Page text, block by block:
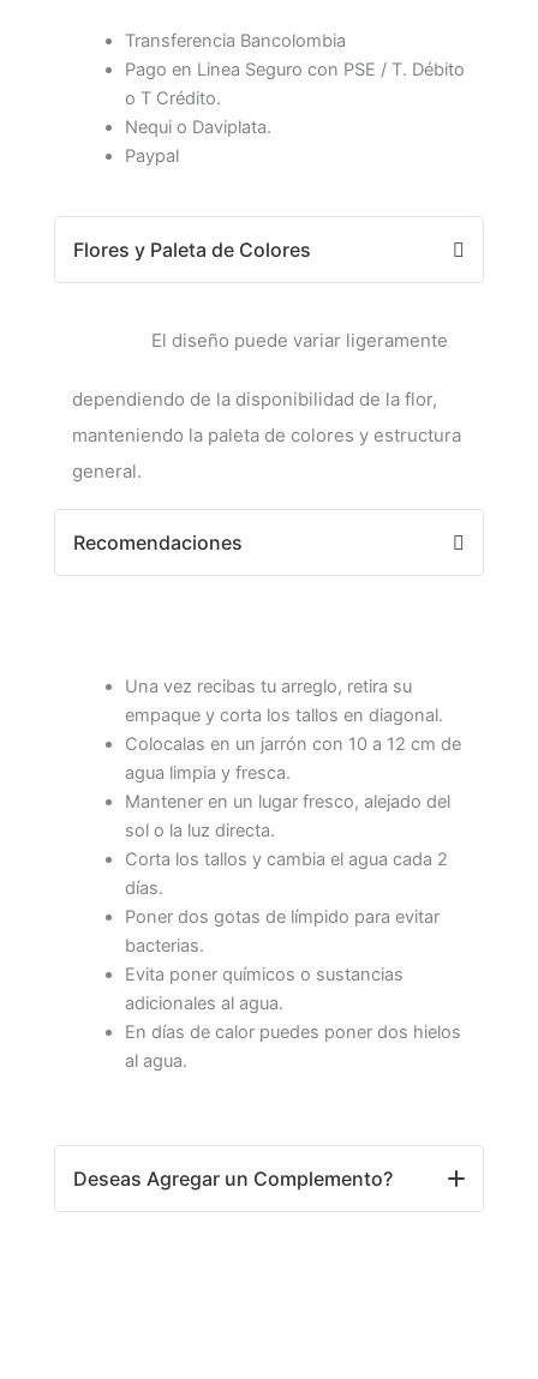
Transferencia Bancolombia
Pago en Linea Seguro con PSE / T. Débito
o T Crédito.
Nequi o Daviplata.
Paypal
Flores y Paleta de Colores
El diseño puede variar ligeramente
dependiendo de la disponibilidad de la flor,
manteniendo la paleta de colores y estructura
general.
Recomendaciones
Una vez recibas tu arreglo, retira su
empaque y corta los tallos en diagonal.
Colocalas en un jarrón con 10 a 12 cm de
agua limpia y fresca.
Mantener en un lugar fresco, alejado del
sol o la luz directa.
Corta los tallos y cambia el agua cada 2
días.
Poner dos gotas de límpido para evitar
bacterias.
Evita poner químicos o sustancias
adicionales al agua.
En días de calor puedes poner dos hielos
al agua.
Deseas Agregar un Complemento?